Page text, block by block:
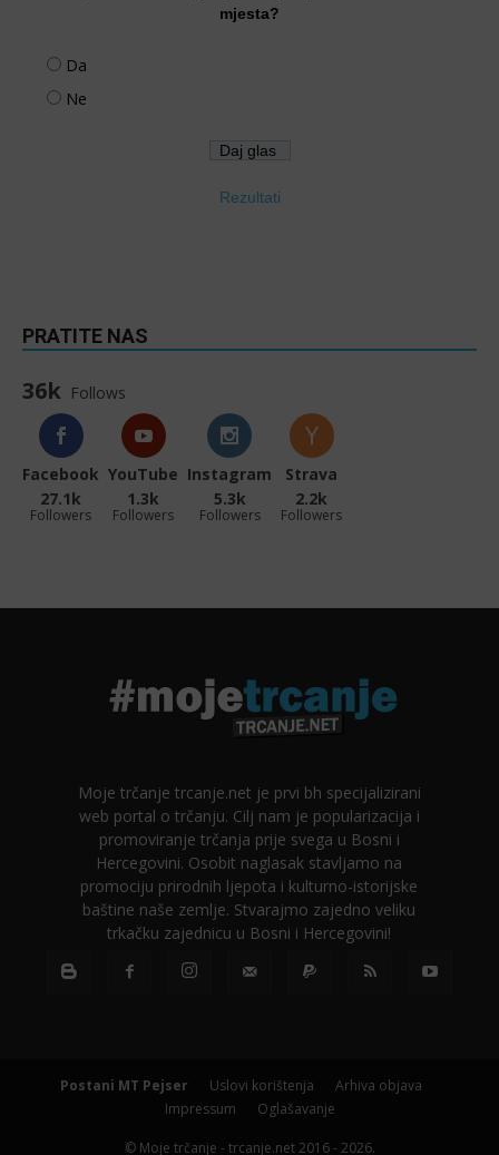
mjesta?
Da
Ne
Rezultati
PRATITE NAS
36k Follows
Facebook
27.1k
Followers
YouTube
1.3k
Followers
Instagram
5.3k
Followers
Strava
2.2k
Followers
Moje trčanje trcanje.net je prvi bh specijalizirani
web portal o trčanju. Cilj nam je popularizacija i
promoviranje trčanja prije svega u Bosni i
Hercegovini. Osobit naglasak stavljamo na
promociju prirodnih ljepota i kulturno-istorijske
baštine naše zemlje. Stvarajmo zajedno veliku
trkačku zajednicu u Bosni i Hercegovini!
Postani MT Pejser Uslovi korištenja
Arhiva objava
Impressum
Oglašavanje
© Moje trčanje - trcanje.net 2016 - 2026.